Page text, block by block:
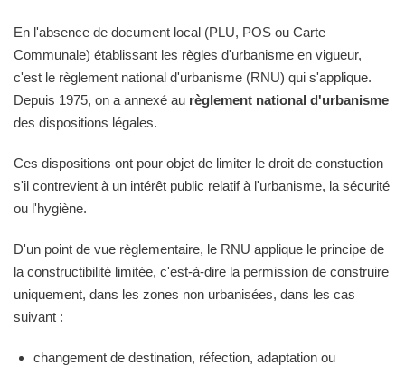
En l'absence de document local (PLU, POS ou Carte
Communale) établissant les règles d'urbanisme en vigueur,
c'est le règlement national d'urbanisme (RNU) qui s'applique.
Depuis 1975, on a annexé au règlement national d'urbanisme
des dispositions légales.
Ces dispositions ont pour objet de limiter le droit de constuction
s'il contrevient à un intérêt public relatif à l'urbanisme, la sécurité
ou l'hygiène.
D'un point de vue règlementaire, le RNU applique le principe de
la constructibilité limitée, c'est-à-dire la permission de construire
uniquement, dans les zones non urbanisées, dans les cas
suivant :
changement de destination, réfection, adaptation ou